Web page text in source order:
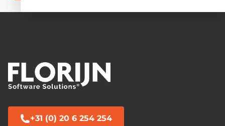
+31 (0) 20 6 254 254